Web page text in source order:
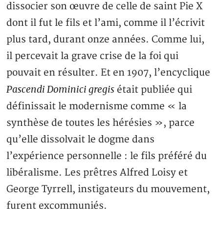
dissocier son œuvre de celle de saint Pie X
dont il fut le fils et l’ami, comme il l’écrivit
plus tard, durant onze années. Comme lui,
il percevait la grave crise de la foi qui
pouvait en résulter. Et en 1907, l’encyclique
Pascendi Dominici gregis était publiée qui
définissait le modernisme comme « la
synthèse de toutes les hérésies », parce
qu’elle dissolvait le dogme dans
l’expérience personnelle : le fils préféré du
libéralisme. Les prêtres Alfred Loisy et
George Tyrrell, instigateurs du mouvement,
furent excommuniés.